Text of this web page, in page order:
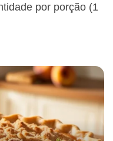
por porção (1